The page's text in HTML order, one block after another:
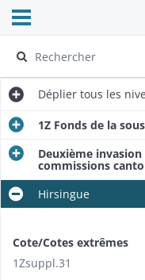
Ouvrir le menu déroulant
Déplier tous les
1Z Fonds de la
Deuxième
commissions
Hirsingue
Cote/Cotes extrêmes
1Zsuppl.31